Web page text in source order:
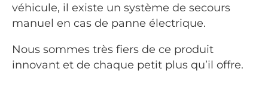
véhicule, il existe un système de secours
manuel en cas de panne électrique.
Nous sommes très fiers de ce produit
innovant et de chaque petit plus qu’il offre.